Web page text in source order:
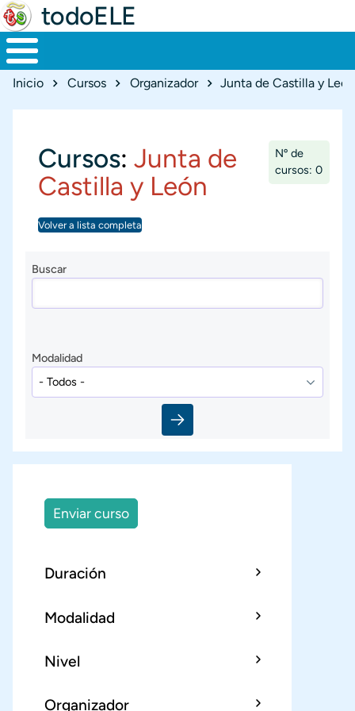
todoELE
Ruta de navegación
Inicio Cursos Organizador Junta de Castilla y León
Cursos: Junta de
Castilla y León
Nº de
cursos: 0
Volver a lista completa
Buscar
Modalidad
Enviar curso
Duración
Modalidad
Nivel
Organizador